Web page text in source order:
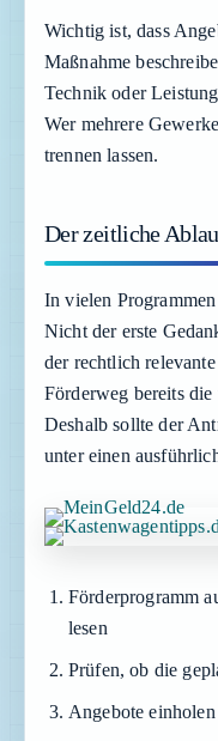
Wichtig ist, dass
Maßnahme
Technik oder
Wer mehrere
trennen lassen.
Der zeitliche
In vielen
Nicht der erste
der rechtlich
Förderweg bereits
Deshalb sollte der
unter einen
Förderprogramm
lesen
Prüfen, ob die
Angebote